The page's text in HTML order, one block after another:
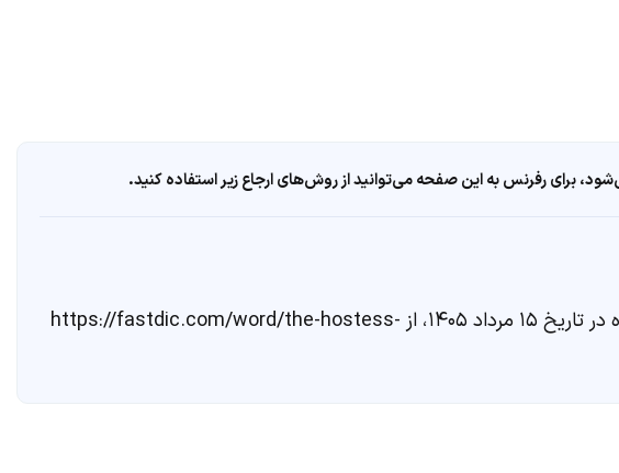
برای رفرنس به این صفحه می‌توانید از روش‌های ارجاع زیر استفاده کنید.
. مشاهده در تاریخ ۱۵ مرداد ۱۴۰۵، از https://fastdic.com/word/the-hostess-